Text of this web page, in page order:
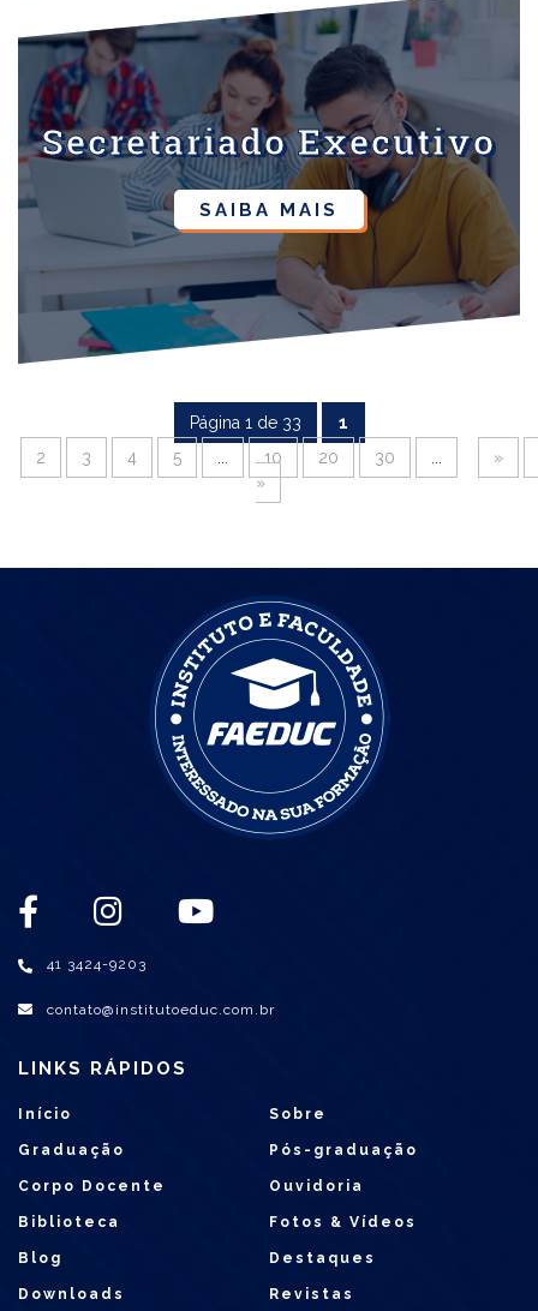
Secretariado Executivo
SAIBA MAIS
Página 1 de 33
1
2
3 4 5 10 20 30
»
»
41 3424-9203
contato@institutoeduc.com.br
LINKS RÁPIDOS
Início Sobre
Graduação Pós-graduação
Corpo Docente Ouvidoria
Biblioteca Fotos & Vídeos
Blog Destaques
Downloads Revistas